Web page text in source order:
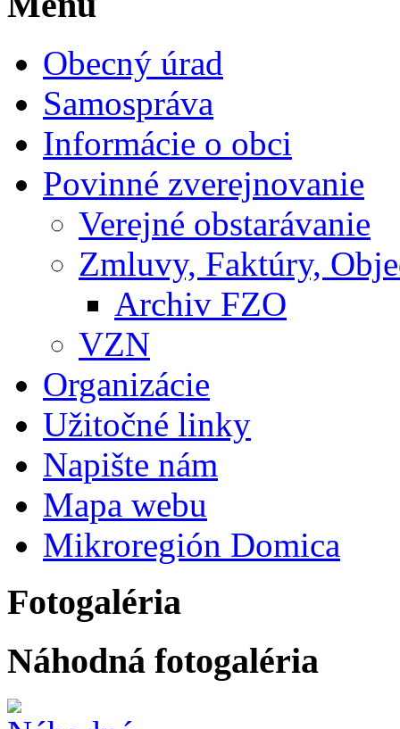
Obecný úrad
Samospráva
Informácie o obci
Povinné zverejnovanie
Verejné obstarávanie
Zmluvy, Faktúry,
Archiv FZO
VZN
Organizácie
Užitočné linky
Napište nám
Mapa webu
Mikroregión Domica
Fotogaléria
Náhodná fotogaléria